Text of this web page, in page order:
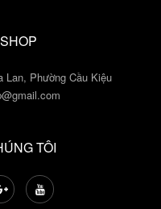
Phường Cầu Kiệu
TÔI